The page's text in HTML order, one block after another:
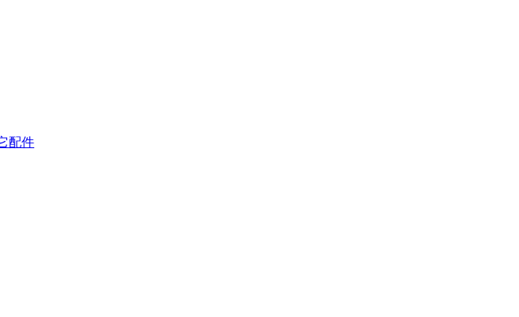
配件